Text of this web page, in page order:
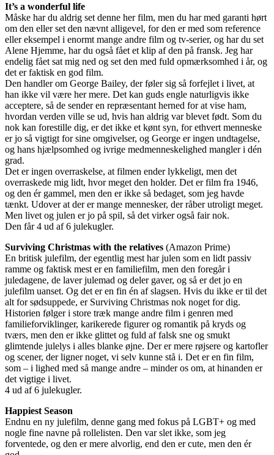
It’s a wonderful life
Måske har du aldrig set denne her film, men du har med garanti hørt
om den eller set den nævnt alligevel, for den er med som reference
eller eksempel i enormt mange andre film og tv-serier, og har du set
Alene Hjemme, har du også fået et klip af den på fransk. Jeg har
endelig fået sat mig ned og set den med fuld opmærksomhed i år, og
det er faktisk en god film.
Den handler om George Bailey, der føler sig så forfejlet i livet, at
han ikke vil være her mere. Det kan guds engle naturligvis ikke
acceptere, så de sender en repræsentant herned for at vise ham,
hvordan verden ville se ud, hvis han aldrig var blevet født. Som du
nok kan forestille dig, er det ikke et kønt syn, for ethvert menneske
er jo så vigtigt for sine omgivelser, og George er ingen undtagelse,
og hans hjælpsomhed og ivrige medmenneskelighed mangler i dén
grad.
Det er ingen overraskelse, at filmen ender lykkeligt, men det
overraskede mig lidt, hvor meget den holder. Det er film fra 1946,
og den ér gammel, men den er ikke så bedaget, som jeg havde
tænkt. Udover at der er mange mennesker, der råber utroligt meget.
Men livet og julen er jo på spil, så det virker også fair nok.
Den får 4 ud af 6 julekugler.
Surviving Christmas with the relatives (Amazon Prime)
En britisk julefilm, der egentlig mest har julen som en lidt passiv
ramme og faktisk mest er en familiefilm, men den foregår i
juledagene, de laver julemad og deler gaver, og så er det jo en
julefilm uanset. Og det er en fin én af slagsen. Hvis du ikke er til det
alt for sødsuppede, er Surviving Christmas nok noget for dig.
Historien følger i store træk mange andre film i genren med
familieforviklinger, karikerede figurer og romantik på kryds og
tværs, men den er ikke glittet og fuld af falsk sne og smukt
glimtende julelys i alles blanke øjne. Der er mere røjsere og kartofler
og scener, der ligner noget, vi selv kunne stå i. Det er en fin film,
som – i lighed med så mange andre – minder os om, at hinanden er
det vigtige i livet.
4 ud af 6 julekugler.
Happiest Season
Endnu en ny julefilm, denne gang med fokus på LGBT+ og med
nogle fine navne på rollelisten. Den var slet ikke, som jeg
forventede, og den er mere alvorlig, end den er cute, men den ér